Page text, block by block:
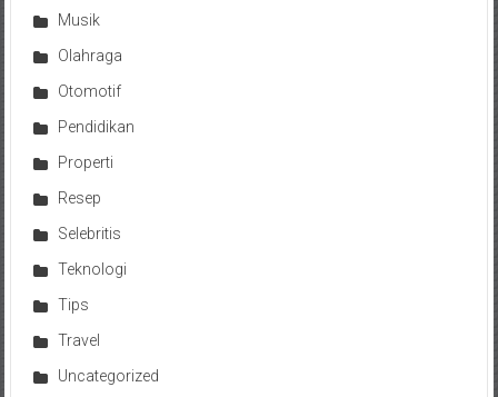
Musik
Olahraga
Otomotif
Pendidikan
Properti
Resep
Selebritis
Teknologi
Tips
Travel
Uncategorized